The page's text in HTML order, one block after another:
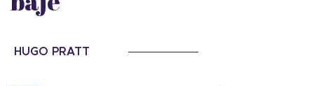
HUGO PRATT